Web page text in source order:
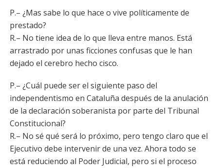
P.– ¿Mas sabe lo que hace o vive políticamente de
prestado?
R.– No tiene idea de lo que lleva entre manos. Está
arrastrado por unas ficciones confusas que le han
dejado el cerebro hecho cisco.
P.– ¿Cuál puede ser el siguiente paso del
independentismo en Cataluña después de la anulación
de la declaración soberanista por parte del Tribunal
Constitucional?
R.– No sé qué será lo próximo, pero tengo claro que el
Ejecutivo debe intervenir de una vez. Ahora todo se
está reduciendo al Poder Judicial, pero si el proceso